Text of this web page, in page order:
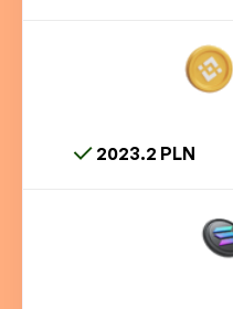
2023.2 PLN